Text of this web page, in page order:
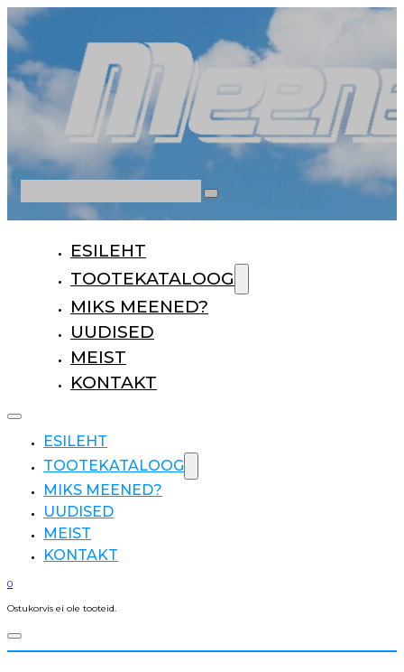
ESILEHT
TOOTEKATALOOG
MIKS MEENED?
UUDISED
MEIST
KONTAKT
ESILEHT
TOOTEKATALOOG
MIKS MEENED?
UUDISED
MEIST
KONTAKT
0
Ostukorvis ei ole tooteid.